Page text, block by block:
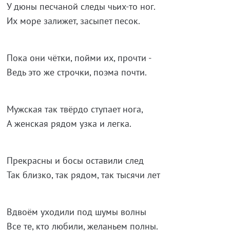
У дюны песчаной следы чьих-то ног.
Их море залижет, засыпет песок.
Пока они чётки, пойми их, прочти -
Ведь это же строчки, поэма почти.
Мужская так твёрдо ступает нога,
А женская рядом узка и легка.
Прекрасны и босы оставили след
Так близко, так рядом, так тысячи лет
Вдвоём уходили под шумы волны
Все те, кто любили, желаньем полны.